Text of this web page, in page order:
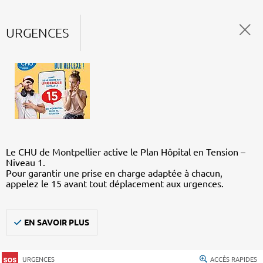
URGENCES
Le CHU de Montpellier active le Plan Hôpital en Tension –
Niveau 1.
Pour garantir une prise en charge adaptée à chacun,
appelez le 15 avant tout déplacement aux urgences.
EN SAVOIR PLUS
URGENCES ACCÈS RAPIDES